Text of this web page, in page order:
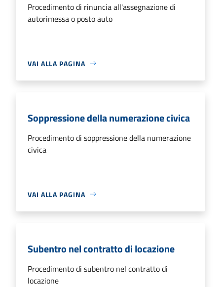
Procedimento di rinuncia all'assegnazione di
autorimessa o posto auto
VAI ALLA PAGINA
Soppressione della numerazione civica
Procedimento di soppressione della numerazione
civica
VAI ALLA PAGINA
Subentro nel contratto di locazione
Procedimento di subentro nel contratto di
locazione